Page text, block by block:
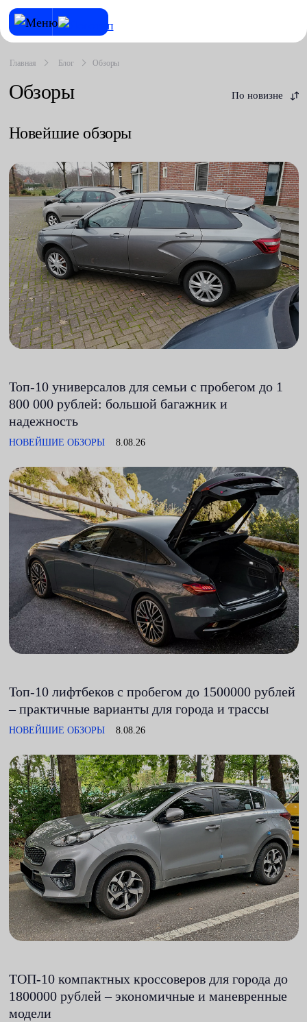
Главная Блог Обзоры
Обзоры По новизне
Новейшие обзоры
Топ-10 универсалов для семьи с пробегом до 1
800 000 рублей: большой багажник и
надежность
НОВЕЙШИЕ ОБЗОРЫ 8.08.26
Топ-10 лифтбеков с пробегом до 1500000 рублей
– практичные варианты для города и трассы
НОВЕЙШИЕ ОБЗОРЫ 8.08.26
ТОП-10 компактных кроссоверов для города до
1800000 рублей – экономичные и маневренные
модели